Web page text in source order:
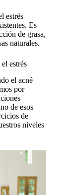
estrés
Es
de grasa,
naturales.
estrés
el acné
por
de esos
de
niveles